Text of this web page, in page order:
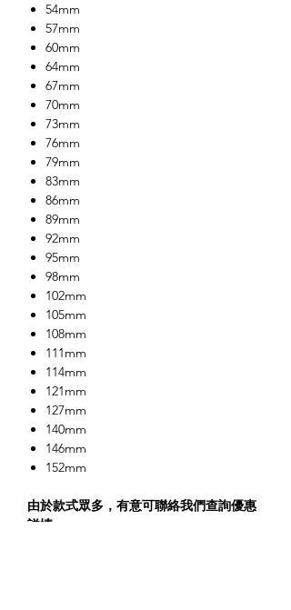
54mm
57mm
60mm
64mm
67mm
70mm
73mm
76mm
79mm
83mm
86mm
89mm
92mm
95mm
98mm
102mm
105mm
108mm
111mm
114mm
121mm
127mm
140mm
146mm
152mm
由於款式眾多，有意可聯絡我們查詢優惠
詳情。